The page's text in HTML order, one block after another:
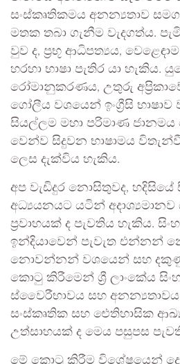
සංස්කෘතිකමය අනන්‍යතාව
මතක තබා ගැනීම වැදගත්ය.
වුව ද, ප්‍රභූ ආධිපත්‍යය,
හරහා භාෂා පැතිර යා හැකිය.
රෝමානුකරණය, උතුරු
ගෝලීය වශයෙන් ඉංග්‍රීසි භාෂාව
සියල්ලම මහා පරිමාණ
වෙන්ව සිදුවන භාෂාමය
ලෙස දැක්විය හැකිය.
අප වැඩිදුර නොසිතුවද, හදිසියේ
අධ්‍යයනයට යටින් අදාශ්‍යමානව
ප්‍රවාහයක් ද පැවතිය හැකිය.
ඉන්දියාවෙන් පැවැත
නොවන්නන් වශයෙන් සහ
කොටු කිරීමෙන් ශ්‍රී ලාංකේය
ස්වෛරීභාවය සහ
සංස්කෘතික සහ ඓතිහාසික
උත්සාහයක් ද මෙය පසුපස
මේ කොටු කිරීම විශේෂයෙන්